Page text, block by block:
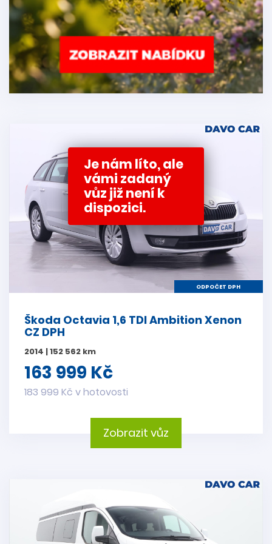
Je nám líto, ale
vámi zadaný
vůz již není k
dispozici.
ODPOČET DPH
Škoda Octavia 1,6 TDI Ambition Xenon
CZ DPH
2014 | 152 562 km
163 999 Kč
183 999 Kč v hotovosti
Zobrazit vůz